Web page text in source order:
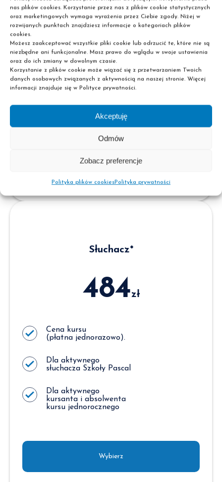
nas plików cookies. Korzystanie przez nas z plików cookie statystycznych
oraz marketingowych wymaga wyrażenia przez Ciebie zgody. Niżej w
rozwijanych punktach znajdziesz informacje o kategoriach plików
cookies.
Możesz zaakceptować wszystkie pliki cookie lub odrzucić te, które nie są
niezbędne ani funkcjonalne. Masz prawo do wglądu w swoje ustawienia
oraz do ich zmiany w dowolnym czasie.
Korzystanie z plików cookie może wiązać się z przetwarzaniem Twoich
danych osobowych związanych z aktywnością na naszej stronie. Więcej
informacji znajduje się w Polityce prywatności.
Akceptuję
Odmów
Zobacz preferencje
Polityka plików cookiesPolityka prywatności
Cena kursu
Słuchacz*
484zł
Cena kursu
(płatna jednorazowo).
Dla aktywnego
słuchacza Szkoły Pascal
Dla aktywnego
kursanta i absolwenta
kursu jednorocznego
Wybierz